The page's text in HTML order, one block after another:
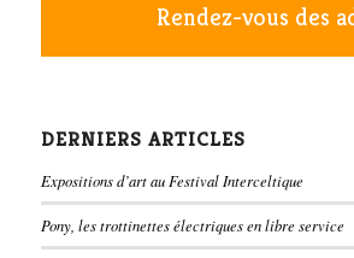
Rendez-vous des
DERNIERS ARTICLES
Expositions d’art au Festival Interceltique
Pony, les trottinettes électriques en libre service